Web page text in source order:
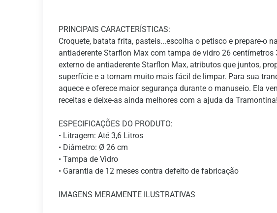
PRINCIPAIS CARACTERÍSTICAS:
Croquete, batata frita, pasteis...escolha o petisco e prepare-o
antiaderente Starflon Max com tampa de vidro 26
externo de antiaderente Starflon Max, atributos que juntos,
superfície e a tornam muito mais fácil de limpar. Para sua
aquece e oferece maior segurança durante o manuseio. Ela
receitas e deixe-as ainda melhores com a ajuda da Tramontina!
ESPECIFICAÇÕES DO PRODUTO:
• Litragem: Até 3,6 Litros
• Diâmetro: Ø 26 cm
• Tampa de Vidro
• Garantia de 12 meses contra defeito de fabricação
IMAGENS MERAMENTE ILUSTRATIVAS